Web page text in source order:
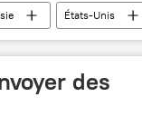
États-Unis
des